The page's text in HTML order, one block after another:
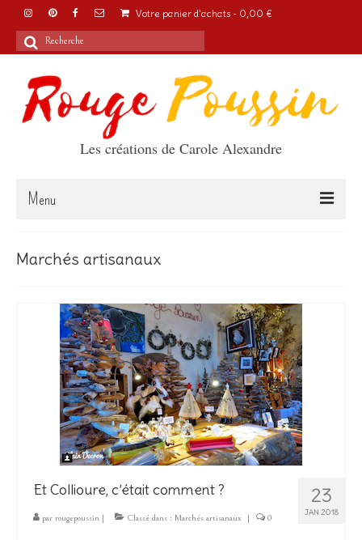
Votre panier d'achats - 0,00 €
Rechercher
Les créations de Carole Alexandre
Menu
A propos
Boutique
Les Créations
Mon compte
Marchés artisanaux
23
JAN 2018
Et Collioure, c’était comment ?
par rougepoussin | Classé dans : Marchés artisanaux | 0